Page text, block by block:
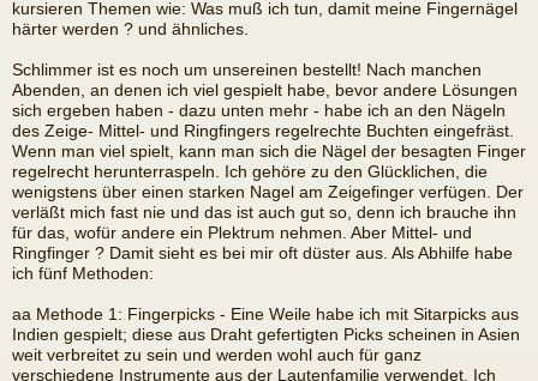
kursieren Themen wie: Was muß ich tun, damit meine Fingernägel
härter werden ? und ähnliches.
Schlimmer ist es noch um unsereinen bestellt! Nach manchen
Abenden, an denen ich viel gespielt habe, bevor andere Lösungen
sich ergeben haben - dazu unten mehr - habe ich an den Nägeln
des Zeige- Mittel- und Ringfingers regelrechte Buchten eingefräst.
Wenn man viel spielt, kann man sich die Nägel der besagten Finger
regelrecht herunterraspeln. Ich gehöre zu den Glücklichen, die
wenigstens über einen starken Nagel am Zeigefinger verfügen. Der
verläßt mich fast nie und das ist auch gut so, denn ich brauche ihn
für das, wofür andere ein Plektrum nehmen. Aber Mittel- und
Ringfinger ? Damit sieht es bei mir oft düster aus. Als Abhilfe habe
ich fünf Methoden:
aa Methode 1: Fingerpicks - Eine Weile habe ich mit Sitarpicks aus
Indien gespielt; diese aus Draht gefertigten Picks scheinen in Asien
weit verbreitet zu sein und werden wohl auch für ganz
verschiedene Instrumente aus der Lautenfamilie verwendet. Ich